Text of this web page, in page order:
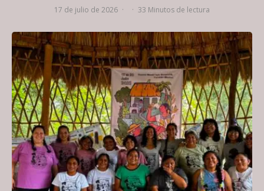
17 de julio de 2026 · · 33 Minutos de lectura